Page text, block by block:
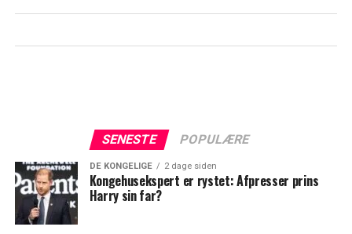
SENESTE POPULÆRE
DE KONGELIGE 2 dage siden
Kongehusekspert er rystet: Afpresser prins
Harry sin far?